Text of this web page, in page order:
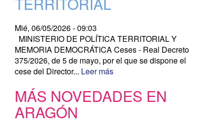
Mié, 06/05/2026 - 09:03
MINISTERIO DE POLÍTICA TERRITORIAL Y
MEMORIA DEMOCRÁTICA Ceses - Real Decreto
375/2026, de 5 de mayo, por el que se dispone el
cese del Director... Leer más
MÁS NOVEDADES EN
ARAGÓN